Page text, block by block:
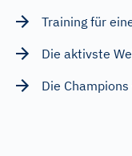
Training für
Die aktivste
Die